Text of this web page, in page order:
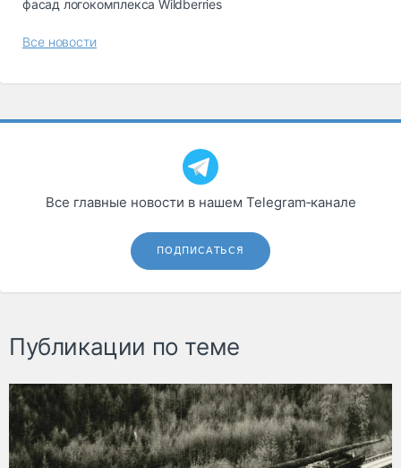
фасад логокомплекса Wildberries
Все новости
Все главные новости в нашем Telegram‑канале
ПОДПИСАТЬСЯ
Публикации по теме